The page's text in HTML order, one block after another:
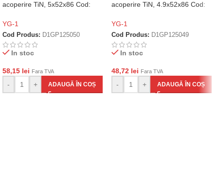
acoperire TiN, 5x52x86 Cod:
YG-1
Cod Produs: D1GP125050
In stoc
58,15 lei Fara TVA
- + ADAUGĂ ÎN COȘ
acoperire TiN, 4.9x52x86 Cod:
YG-1
Cod Produs: D1GP125049
In stoc
48,72 lei Fara TVA
- + ADAUGĂ ÎN COȘ